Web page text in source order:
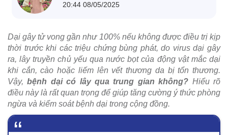
20:44 08/05/2025
Dại gây tử vong gần như 100% nếu không được điều trị kịp
thời trước khi các triệu chứng bùng phát, do virus dại gây
ra, lây truyền chủ yếu qua nước bọt của động vật mắc dại
khi cắn, cào hoặc liếm lên vết thương da bị tổn thương.
Vậy,bệnh dại có lây qua trung gian không? Hiểu rõ
điều này là rất quan trọng để giúp tăng cường ý thức phòng
ngừa và kiểm soát bệnh dại trong cộng đồng.